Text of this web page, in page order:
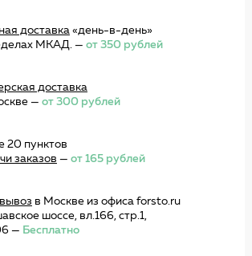
доставка«день-в-день»
МКАД. — от 350 рублей
доставка
— от 300 рублей
20 пунктов
заказов — от 165 рублей
в Москве из офиса forsto.ru
шоссе, вл.166, стр.1,
— Бесплатно